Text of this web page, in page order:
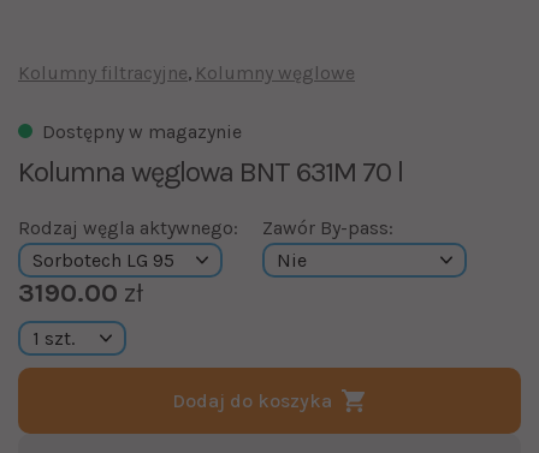
Kolumny filtracyjne Kolumny węglowe
Dostępny w magazynie
Kolumna węglowa BNT 631M 70 l
Rodzaj węgla aktywnego: Zawór By-pass:
3190.00 zł
Dodaj do koszyka